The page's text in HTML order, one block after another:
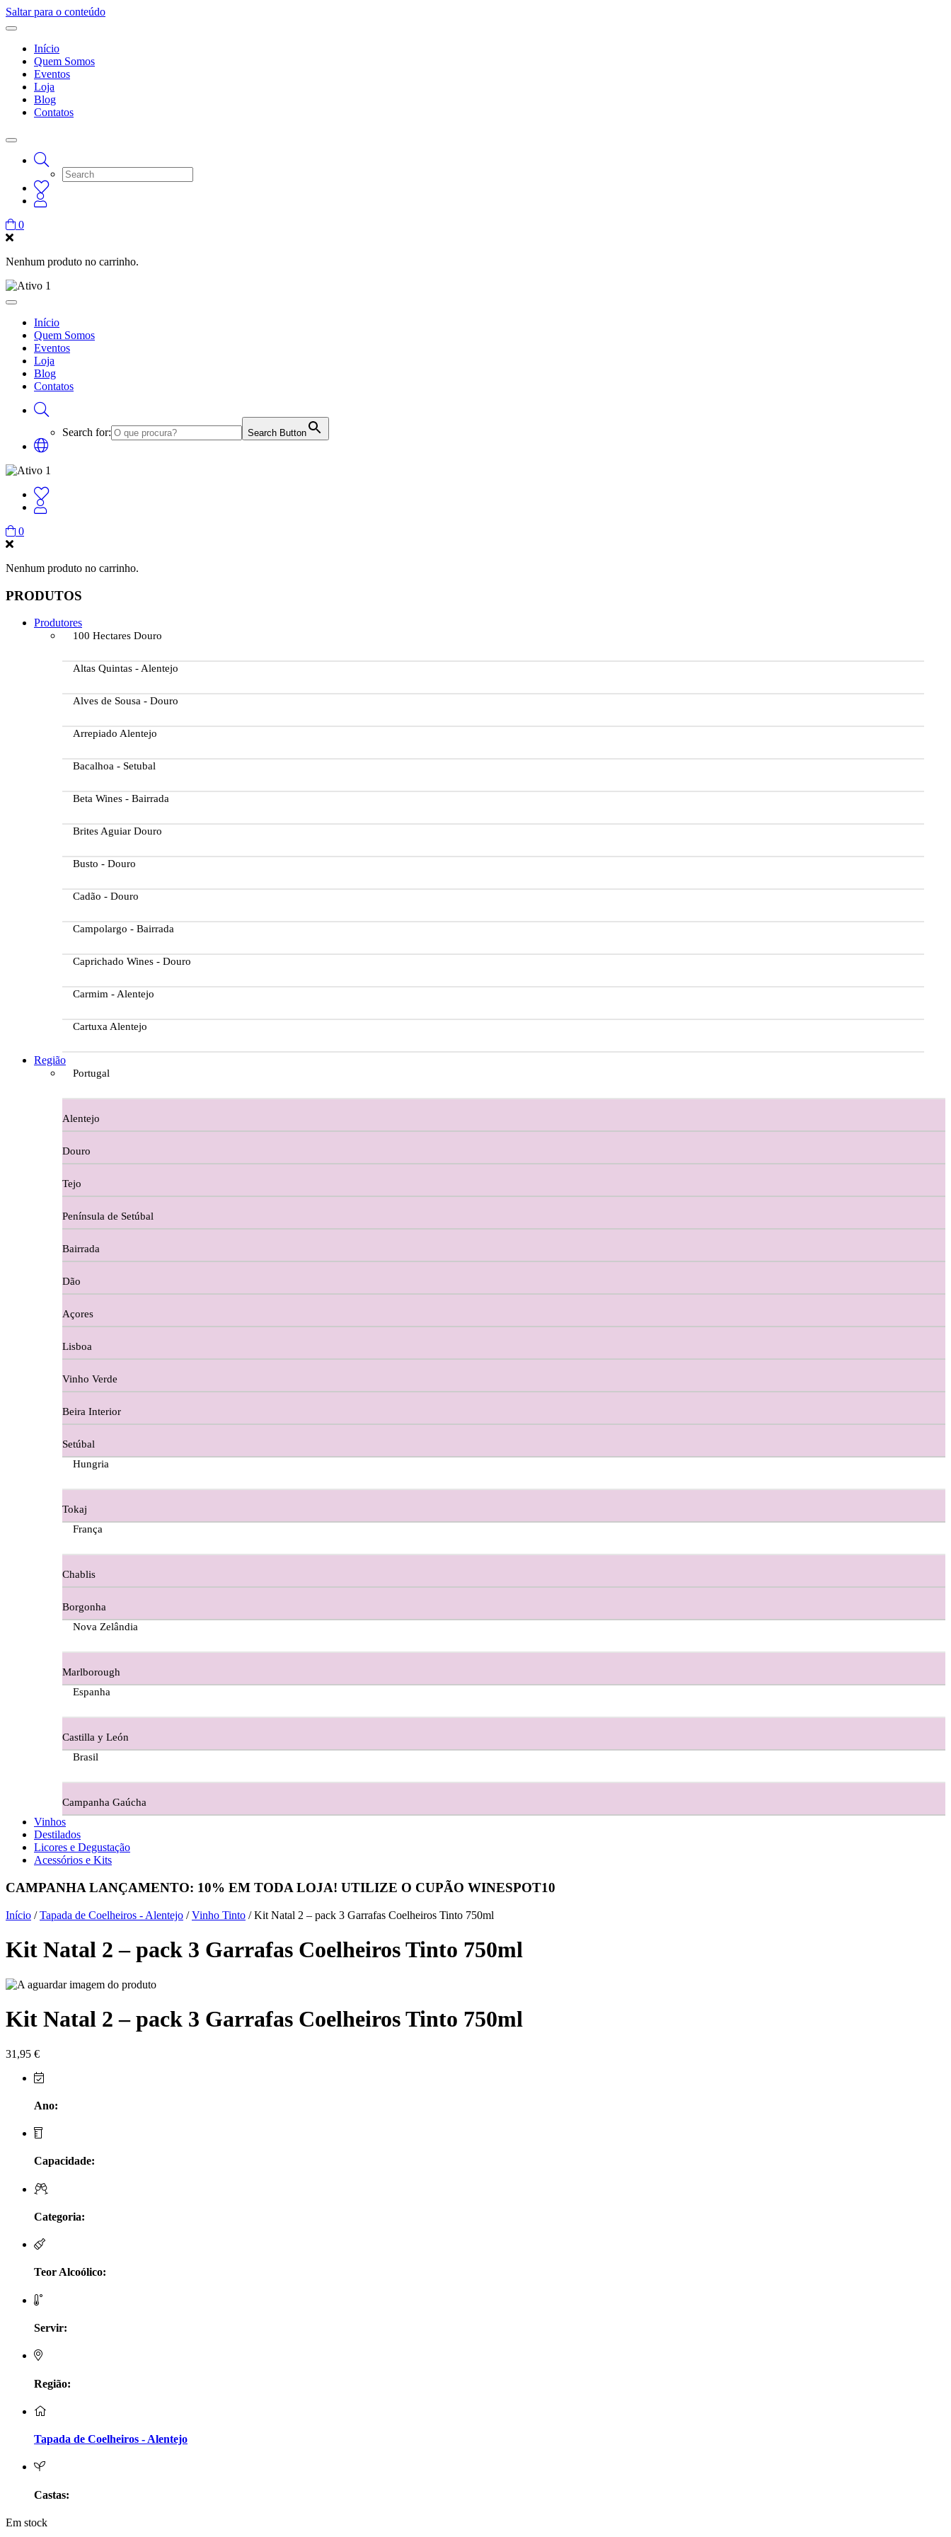
Saltar para o conteúdo
Início
Quem Somos
Eventos
Loja
Blog
Contatos
0
Nenhum produto no carrinho.
Início
Quem Somos
Eventos
Loja
Blog
Contatos
Search for: Search Button
0
Nenhum produto no carrinho.
PRODUTOS
Produtores
100 Hectares Douro
Altas Quintas - Alentejo
Alves de Sousa - Douro
Arrepiado Alentejo
Bacalhoa - Setubal
Beta Wines - Bairrada
Brites Aguiar Douro
Busto - Douro
Cadão - Douro
Campolargo - Bairrada
Caprichado Wines - Douro
Carmim - Alentejo
Cartuxa Alentejo
Casa Dos Migueis Douro
Casa Relvas Alentejo
Caves de São João - Bairrada
Charcutaria
Copos e Decanter
Cortes De Reguengo Douro
Digestivos
Divai - Alentejo
Dona Sancha Dão
Doroteia Douro
Ermelinda Freitas - Setubal
Evidencia Dão
Ferraz Wine - Beira Interior
Figueira Coriga - Alentejo
Guerreiro Vinhos - Bairrada
Herdade da Lisboa Alentejo
Herdade Do Freixo - Alentejo
Herdade do Moinho Branco - Alentejo
Lavradores da Feitoria - Douro
Região
Portugal
Alentejo
Douro
Tejo
Península de Setúbal
Bairrada
Dão
Açores
Lisboa
Vinho Verde
Beira Interior
Setúbal
Hungria
Tokaj
França
Chablis
Borgonha
Nova Zelândia
Marlborough
Espanha
Castilla y León
Brasil
Campanha Gaúcha
Vinhos
Destilados
Licores e Degustação
Acessórios e Kits
CAMPANHA LANÇAMENTO: 10% EM TODA LOJA! UTILIZE O CUPÃO WINESPOT10
Início /Tapada de Coelheiros - Alentejo /Vinho Tinto / Kit Natal 2 – pack 3 Garrafas Coelheiros Tinto 750ml
Kit Natal 2 – pack 3 Garrafas Coelheiros Tinto 750ml
Kit Natal 2 – pack 3 Garrafas Coelheiros Tinto 750ml
31,95 €
Ano:
Capacidade:
Categoria:
Teor Alcoólico:
Servir:
Região:
Tapada de Coelheiros - Alentejo
Castas:
Em stock